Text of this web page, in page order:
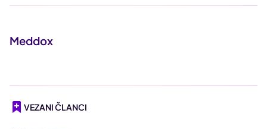
Meddox
VEZANI ČLANCI